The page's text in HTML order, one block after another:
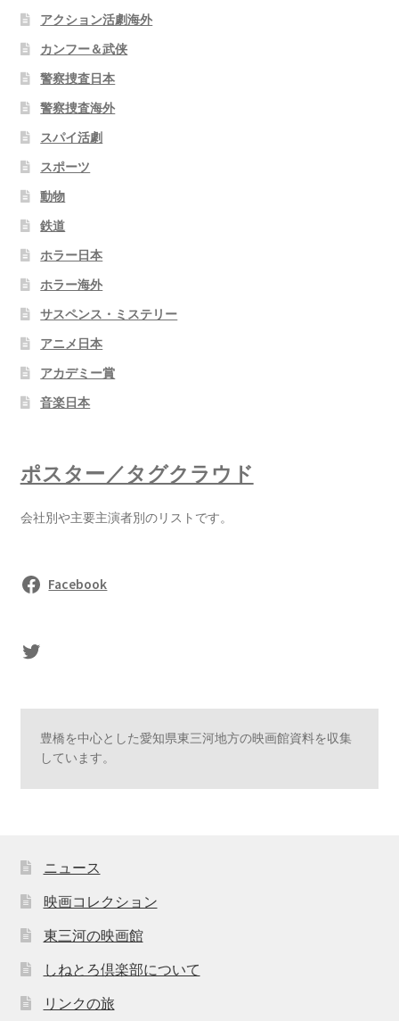
アクション活劇海外
カンフー＆武侠
警察捜査日本
警察捜査海外
スパイ活劇
スポーツ
動物
鉄道
ホラー日本
ホラー海外
サスペンス・ミステリー
アニメ日本
アカデミー賞
音楽日本
ポスター／タグクラウド
会社別や主要主演者別のリストです。
Facebook
sasaki's Twitter
豊橋を中心とした愛知県東三河地方の映画館資料を収集
しています。
ニュース
映画コレクション
東三河の映画館
しねとろ倶楽部について
リンクの旅